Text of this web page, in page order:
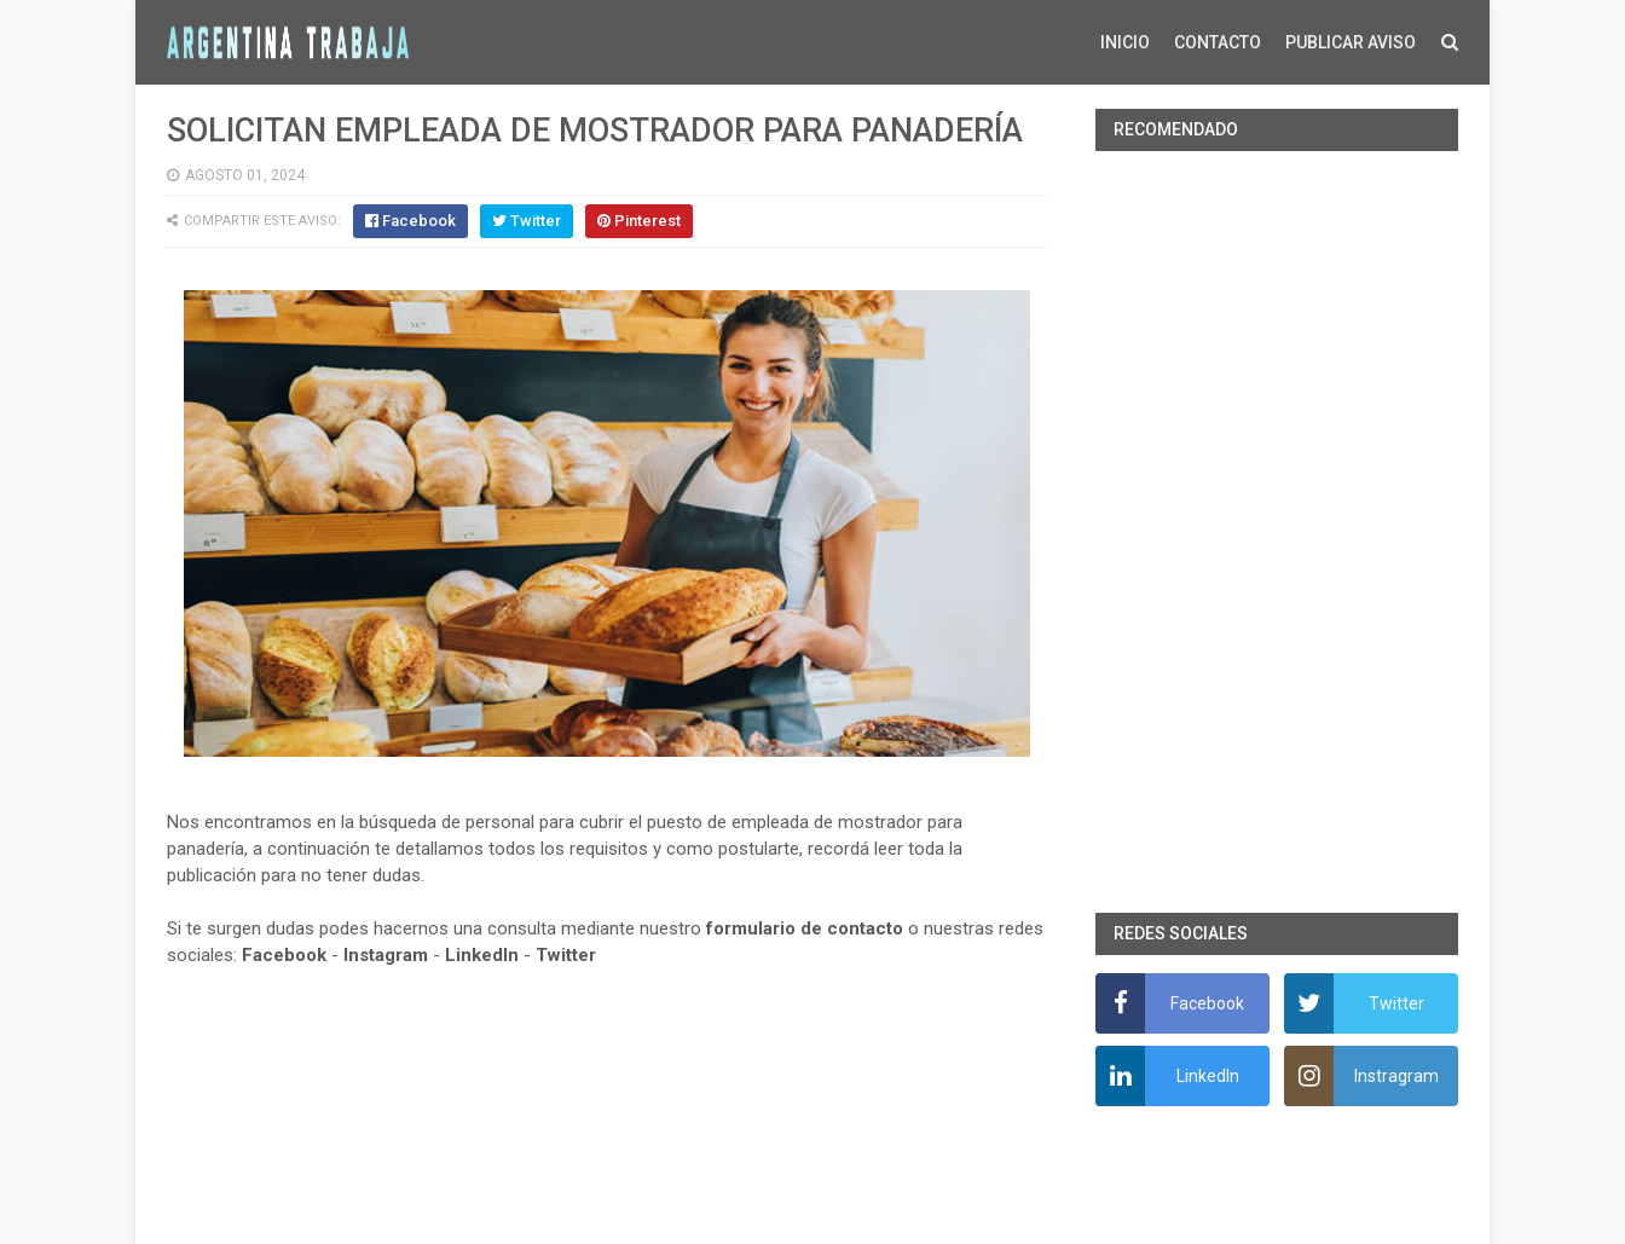
INICIO CONTACTO PUBLICAR AVISO
SOLICITAN EMPLEADA DE MOSTRADOR PARA PANADERÍA
AGOSTO 01, 2024
COMPARTIR ESTE AVISO: Facebook Twitter Pinterest
Nos encontramos en la búsqueda de personal para cubrir el puesto de empleada de mostrador para
panadería, a continuación te detallamos todos los requisitos y como postularte, recordá leer toda la
publicación para no tener dudas.
Si te surgen dudas podes hacernos una consulta mediante nuestroformulario de contacto o nuestras redes
sociales: Facebook - Instagram - LinkedIn - Twitter
RECOMENDADO
REDES SOCIALES
Facebook Twitter
LinkedIn Instragram